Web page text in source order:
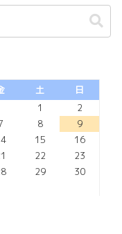
土
日
1
2
8
9
15
16
22
23
29
30